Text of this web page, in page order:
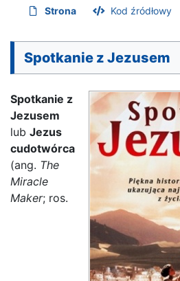
Strona Kod źródłowy
Spotkanie z Jezusem
Spotkanie z
Jezusem
lub Jezus
cudotwórca
(ang. The
Miracle
Maker; ros.